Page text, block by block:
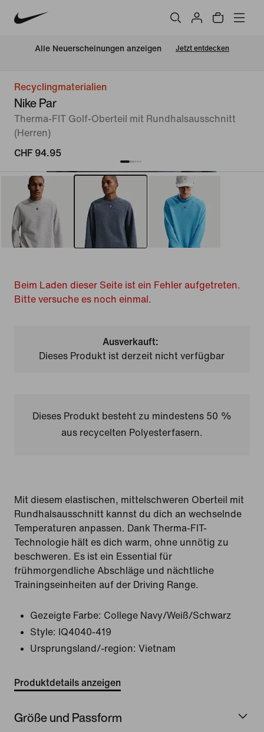
Alle Neuerscheinungen anzeigen Jetzt entdecken
Recyclingmaterialien
Nike Par
Therma-FIT Golf-Oberteil mit Rundhalsausschnitt
(Herren)
CHF 94.95
Beim Laden dieser Seite ist ein Fehler aufgetreten.
Bitte versuche es noch einmal.
Ausverkauft:
Dieses Produkt ist derzeit nicht verfügbar
Dieses Produkt besteht zu mindestens 50 %
aus recycelten Polyesterfasern.
Mit diesem elastischen, mittelschweren Oberteil mit
Rundhalsausschnitt kannst du dich an wechselnde
Temperaturen anpassen. Dank Therma-FIT-
Technologie hält es dich warm, ohne unnötig zu
beschweren. Es ist ein Essential für
frühmorgendliche Abschläge und nächtliche
Trainingseinheiten auf der Driving Range.
Gezeigte Farbe: College Navy/Weiß/Schwarz
Style:
IQ4040-419
Ursprungsland/-region: Vietnam
Produktdetails anzeigen
Größe und Passform